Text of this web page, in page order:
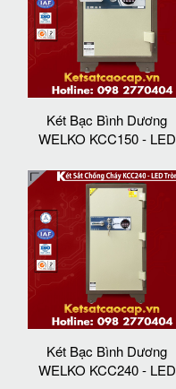
Két Bạc Bình Dương
WELKO KCC150 - LED
Két Bạc Bình Dương
WELKO KCC240 - LED